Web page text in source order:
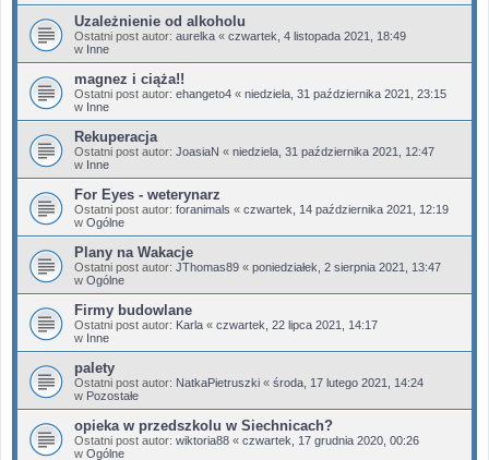
Uzależnienie od alkoholu
Ostatni post autor: aurelka « czwartek, 4 listopada 2021, 18:49
w Inne
magnez i ciąża!!
Ostatni post autor: ehangeto4 « niedziela, 31 października 2021, 23:15
w Inne
Rekuperacja
Ostatni post autor: JoasiaN « niedziela, 31 października 2021, 12:47
w Inne
For Eyes - weterynarz
Ostatni post autor: foranimals « czwartek, 14 października 2021, 12:19
w Ogólne
Plany na Wakacje
Ostatni post autor: JThomas89 « poniedziałek, 2 sierpnia 2021, 13:47
w Ogólne
Firmy budowlane
Ostatni post autor: Karla « czwartek, 22 lipca 2021, 14:17
w Inne
palety
Ostatni post autor: NatkaPietruszki « środa, 17 lutego 2021, 14:24
w Pozostałe
opieka w przedszkolu w Siechnicach?
Ostatni post autor: wiktoria88 « czwartek, 17 grudnia 2020, 00:26
w Ogólne